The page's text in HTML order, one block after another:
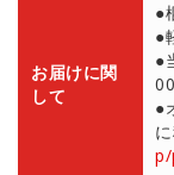
お届けに関
して
●
●
●
●
p/